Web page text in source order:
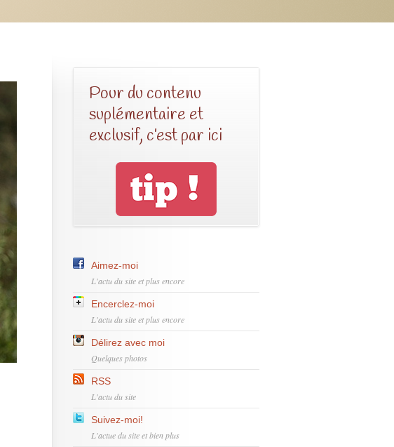
Pour du contenu
suplémentaire et
exclusif, c’est par ici
Aimez-moi
L'actu du site et plus encore
Encerclez-moi
L'actu du site et plus encore
Délirez avec moi
Quelques photos
RSS
L'actu du site
Suivez-moi!
L'actue du site et bien plus